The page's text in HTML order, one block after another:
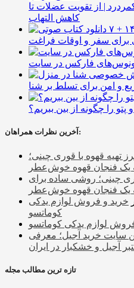
| از تقویت عضلات تا
کاهش التهاب
۷ کتاب صوتی برای تابستان ۱۴۰۴ +
برای سفر و اوقات فراغت
و امن برای تسلط بر شنا
پتو را چگونه از بین ببریم؟
آخرین نظرات همراهان:
تهیه قهوه با قوری چینی؛
یک فنجان قهوه خوش‌عطر
چینی؛ روشی ساده برای
یک فنجان قهوه خوش‌عطر
خرید و فروش لوازم یدکی
کوماتسو
لوازم یدکی کوماتسو
سایت خرید آجیل؛ معرفی
تازه ترین مطالب مجله